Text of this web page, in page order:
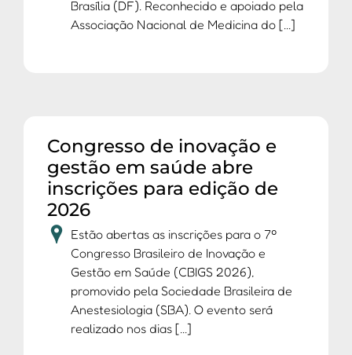
Brasília (DF). Reconhecido e apoiado pela
Associação Nacional de Medicina do [...]
Congresso de inovação e
gestão em saúde abre
inscrições para edição de
2026
Estão abertas as inscrições para o 7º
Congresso Brasileiro de Inovação e
Gestão em Saúde (CBIGS 2026),
promovido pela Sociedade Brasileira de
Anestesiologia (SBA). O evento será
realizado nos dias [...]